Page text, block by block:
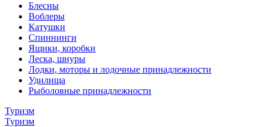
Блесны
Воблеры
Катушки
Спиннинги
Ящики, коробки
Леска, шнуры
Лодки, моторы и лодочные принадлежности
Удилища
Рыболовные принадлежности
Туризм
Туризм